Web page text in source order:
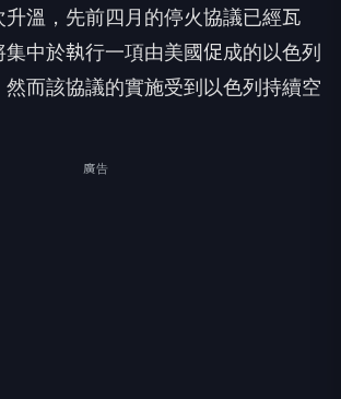
升溫，先前四月的停火協議已經瓦
中於執行一項由美國促成的以色列
而該協議的實施受到以色列持續空
廣告